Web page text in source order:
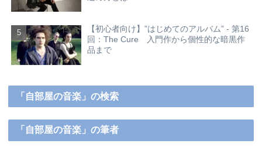
【初心者向け】”はじめてのアルバム” - 第16
回：The Cure 入門作から個性的な暗黒作
品まで
「自部屋の音楽」の検索
「自部屋の音楽」の筆者